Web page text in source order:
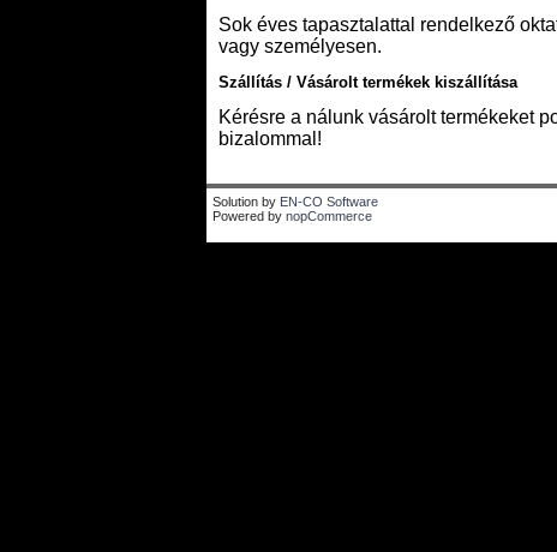
Sok éves tapasztalattal rendelkező
vagy személyesen.
Szállítás / Vásárolt termékek kiszállítása
Kérésre a nálunk vásárolt termékeket
bizalommal!
Solution by EN-CO Software
Powered by nopCommerce